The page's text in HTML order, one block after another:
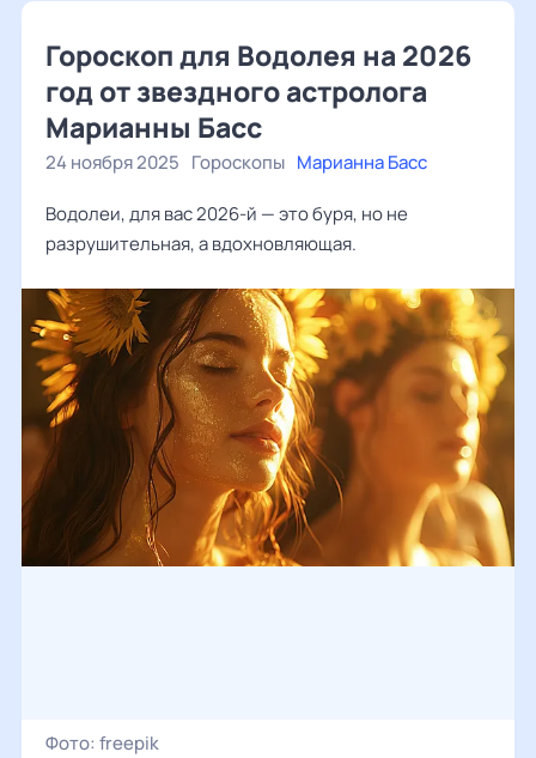
Гороскоп для Водолея на 2026
год от звездного астролога
Марианны Басс
24 ноября 2025 Гороскопы Марианна Басс
Водолеи, для вас 2026-й — это буря, но не
разрушительная, а вдохновляющая.
Фото: freepik